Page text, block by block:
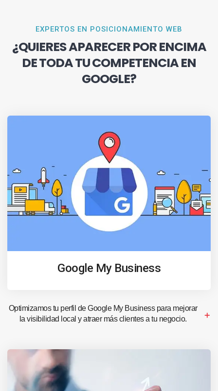
EXPERTOS EN POSICIONAMIENTO WEB
¿QUIERES APARECER POR ENCIMA
DE TODA TU COMPETENCIA EN
GOOGLE?
Google My Business
Optimizamos tu perfil de Google My Business para mejorar
la visibilidad local y atraer más clientes a tu negocio.